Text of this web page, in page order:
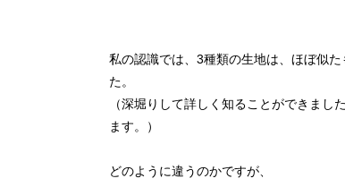
私の認識では、3種類の生地は、ほぼ似
た。
（深堀りして詳しく知ることができま
ます。）
どのように違うのかですが、